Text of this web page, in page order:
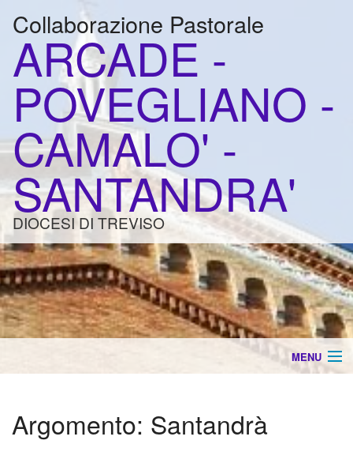
Collaborazione Pastorale
ARCADE -
POVEGLIANO -
CAMALO' -
SANTANDRA'
DIOCESI DI TREVISO
MENU
Info settimanali
Argomento: Santandrà